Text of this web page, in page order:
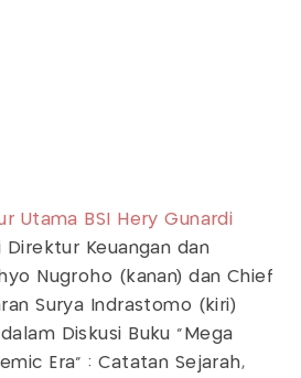
Utama BSI Hery Gunardi
Keuangan dan
Nugroho (kanan) dan Chief
Surya Indrastomo (kiri)
Diskusi Buku "Mega
Era" : Catatan Sejarah,